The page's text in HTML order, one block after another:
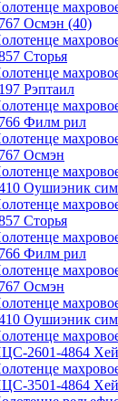
Осмэн (40)
Сторья
Рэптаил
Филм рил
Осмэн
Оушиэник
Сторья
Филм рил
Осмэн
Оушиэник
2601-4864
3501-4864